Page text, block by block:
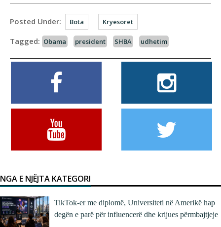
Posted Under: Bota Kryesoret
Tagged: Obama president SHBA udhetim
NGA E NJËJTA KATEGORI
TikTok-er me diplomë, Universiteti në Amerikë hap
degën e parë për influencerë dhe krijues përmbajtjeje